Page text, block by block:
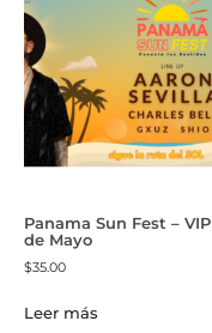
Panama Sun Fest – VIP
de Mayo
$35.00
Leer más